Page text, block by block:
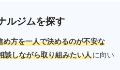
ルジムを探す
め方を一人で決めるのが不安な
談しながら取り組みたい人に向い